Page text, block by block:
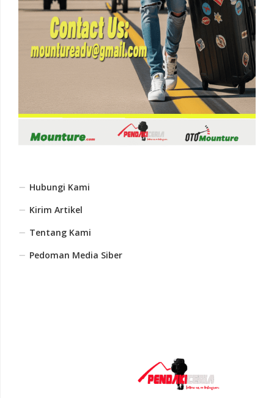
Hubungi Kami
Kirim Artikel
Tentang Kami
Pedoman Media Siber